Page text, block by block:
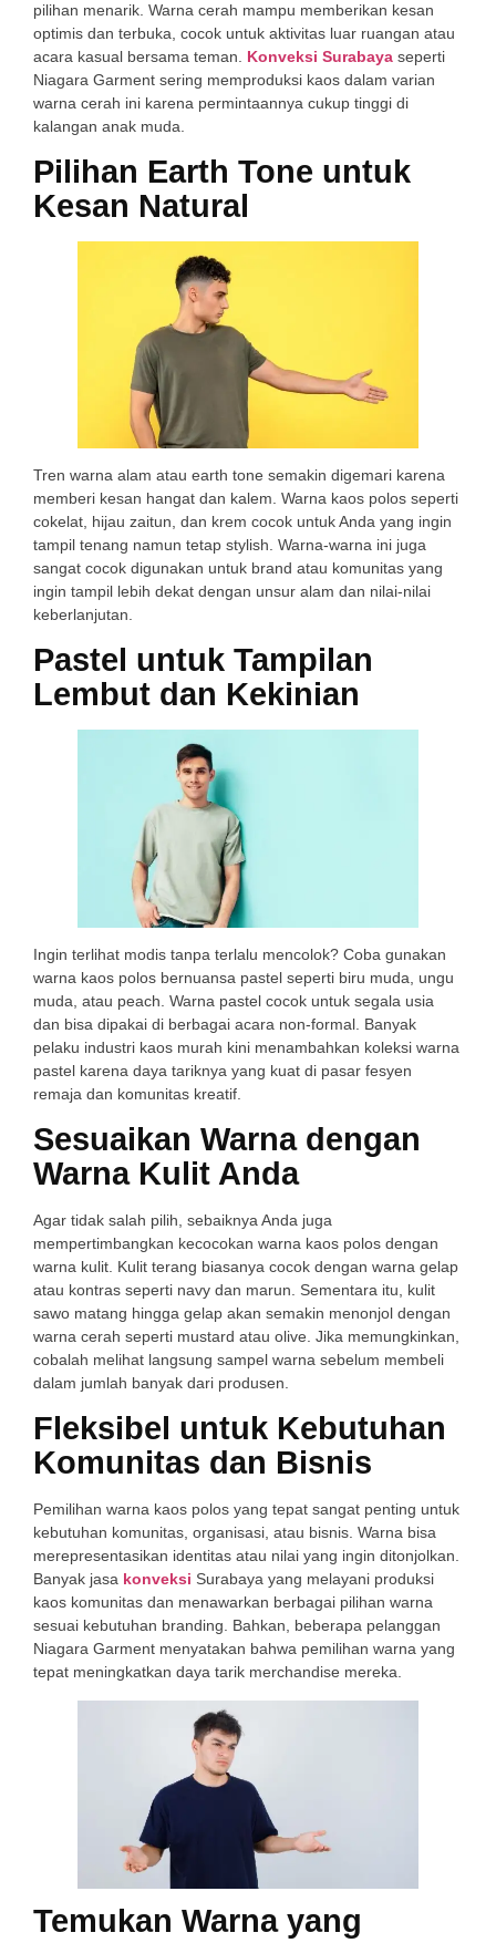
pilihan menarik. Warna cerah mampu memberikan kesan
optimis dan terbuka, cocok untuk aktivitas luar ruangan atau
acara kasual bersama teman. Konveksi Surabaya seperti
Niagara Garment sering memproduksi kaos dalam varian
warna cerah ini karena permintaannya cukup tinggi di
kalangan anak muda.
Pilihan Earth Tone untuk
Kesan Natural
Tren warna alam atau earth tone semakin digemari karena
memberi kesan hangat dan kalem. Warna kaos polos seperti
cokelat, hijau zaitun, dan krem cocok untuk Anda yang ingin
tampil tenang namun tetap stylish. Warna-warna ini juga
sangat cocok digunakan untuk brand atau komunitas yang
ingin tampil lebih dekat dengan unsur alam dan nilai-nilai
keberlanjutan.
Pastel untuk Tampilan
Lembut dan Kekinian
Ingin terlihat modis tanpa terlalu mencolok? Coba gunakan
warna kaos polos bernuansa pastel seperti biru muda, ungu
muda, atau peach. Warna pastel cocok untuk segala usia
dan bisa dipakai di berbagai acara non-formal. Banyak
pelaku industri kaos murah kini menambahkan koleksi warna
pastel karena daya tariknya yang kuat di pasar fesyen
remaja dan komunitas kreatif.
Sesuaikan Warna dengan
Warna Kulit Anda
Agar tidak salah pilih, sebaiknya Anda juga
mempertimbangkan kecocokan warna kaos polos dengan
warna kulit. Kulit terang biasanya cocok dengan warna gelap
atau kontras seperti navy dan marun. Sementara itu, kulit
sawo matang hingga gelap akan semakin menonjol dengan
warna cerah seperti mustard atau olive. Jika memungkinkan,
cobalah melihat langsung sampel warna sebelum membeli
dalam jumlah banyak dari produsen.
Fleksibel untuk Kebutuhan
Komunitas dan Bisnis
Pemilihan warna kaos polos yang tepat sangat penting untuk
kebutuhan komunitas, organisasi, atau bisnis. Warna bisa
merepresentasikan identitas atau nilai yang ingin ditonjolkan.
Banyak jasa konveksi Surabaya yang melayani produksi
kaos komunitas dan menawarkan berbagai pilihan warna
sesuai kebutuhan branding. Bahkan, beberapa pelanggan
Niagara Garment menyatakan bahwa pemilihan warna yang
tepat meningkatkan daya tarik merchandise mereka.
Temukan Warna yang